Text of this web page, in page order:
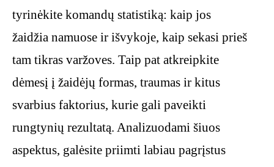
tyrinėkite komandų statistiką: kaip jos
žaidžia namuose ir išvykoje, kaip sekasi prieš
tam tikras varžoves. Taip pat atkreipkite
dėmesį į žaidėjų formas, traumas ir kitus
svarbius faktorius, kurie gali paveikti
rungtynių rezultatą. Analizuodami šiuos
aspektus, galėsite priimti labiau pagrįstus